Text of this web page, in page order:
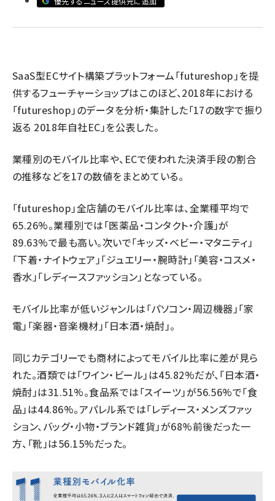
SaaS型ECサイト構築プラットフォーム「futureshop」を提
供するフューチャーショップはこのほど、2018年における
「futureshop」のデータを分析・集計した「17の数字で振り
返る 2018年自社EC」を公表した。
業種別のモバイル比率や、ECで使われた決済手段の割合
の推移などを17の数値をまとめている。
「futureshop」全店舗のモバイル比率は、全業種平均で
65.26%。業種別では「医薬品・コンタクト・介護」が
89.63%で最も高い。次いで「キッズ・ベビー・マタニティ」
「下着・ナイトウェア」「ジュエリー・腕時計」「美容・コスメ・
香水」「レディースファッション」となっている。
モバイル比率が低いジャンルは「パソコン・周辺機器」「家
電」「楽器・音楽機材」「日本酒・焼酎」。
同じカテゴリーでも商材によってモバイル比率に差が見ら
れた。酒類では「ワイン・ビール」は45.82%だが、「日本酒・
焼酎」は31.51%。食品系では「スイーツ」が56.56%で「食
品」は44.86%。アパレル系では「レディース・メンズファッ
ション、バッグ・小物・ブランド雑貨」が68%前後だった一
方、「靴」は56.15%だった。